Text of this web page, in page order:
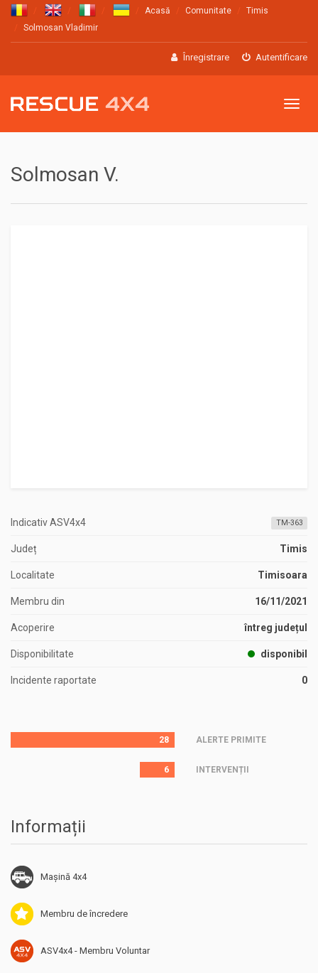
Acasă Comunitate
Timis
Solmosan Vladimir
Înregistrare Autentificare
Meniu
Solmosan V.
Indicativ ASV4x4 TM-363
Județ Timis
Localitate Timisoara
Membru din 16/11/2021
Acoperire întreg județul
Disponibilitate disponibil
Incidente raportate 0
28
6
ALERTE PRIMITE
INTERVENȚII
Informații
Mașină 4x4
Membru de încredere
ASV4x4 - Membru Voluntar